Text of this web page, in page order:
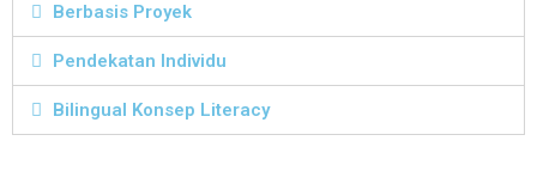
Berbasis Proyek
Pendekatan Individu
Bilingual Konsep Literacy